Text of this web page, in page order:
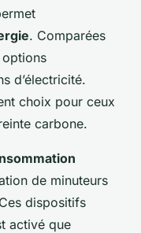
. Comparées
d’électricité.
choix pour ceux
carbone.
de minuteurs
dispositifs
activé que